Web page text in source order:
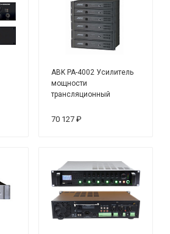
ABK PA-4002 Усилитель
мощности
трансляционный
70 127 ₽